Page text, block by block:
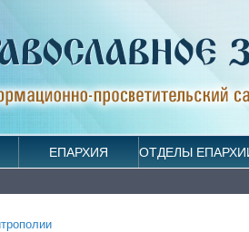
ЕПАРХИЯ ОТДЕЛЫ